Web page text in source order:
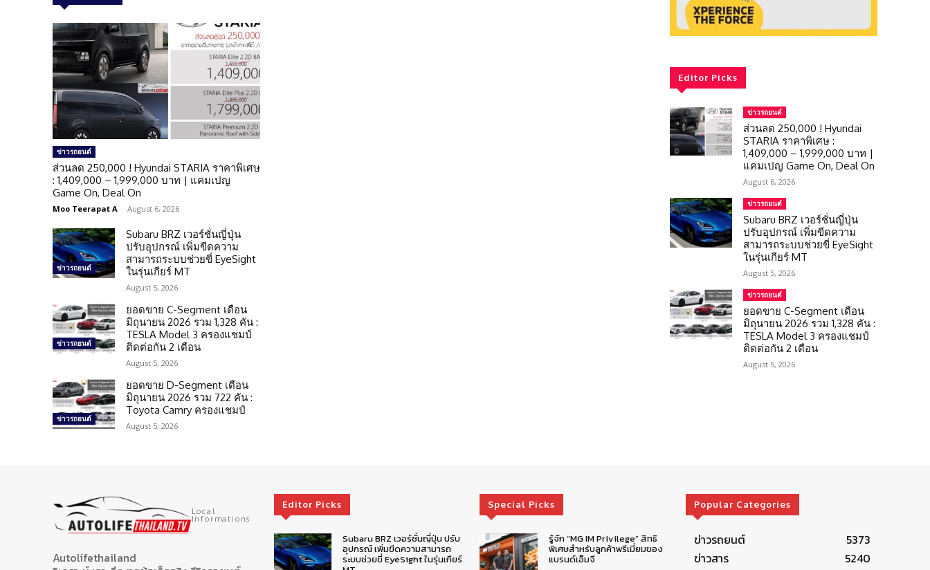
ข่าวรถยนต์
ส่วนลด 250,000 ! Hyundai STARIA ราคาพิเศษ
: 1,409,000 – 1,999,000 บาท | แคมเปญ
Game On, Deal On
Moo Teerapat A - August 6, 2026
ข่าวรถยนต์
Subaru BRZ เวอร์ชั่นญี่ปุ่น
ปรับอุปกรณ์ เพิ่มขีดความ
สามารถระบบช่วยขี่ EyeSight
ในรุ่นเกียร์ MT
August 5, 2026
ข่าวรถยนต์
ยอดขาย C-Segment เดือน
มิถุนายน 2026 รวม 1,328 คัน :
TESLA Model 3 ครองแชมป์
ติดต่อกัน 2 เดือน
August 5, 2026
ข่าวรถยนต์
ยอดขาย D-Segment เดือน
มิถุนายน 2026 รวม 722 คัน :
Toyota Camry ครองแชมป์
August 5, 2026
Editor Picks
ข่าวรถยนต์
ส่วนลด 250,000 ! Hyundai
STARIA ราคาพิเศษ :
1,409,000 – 1,999,000 บาท |
แคมเปญ Game On, Deal On
August 6, 2026
ข่าวรถยนต์
Subaru BRZ เวอร์ชั่นญี่ปุ่น
ปรับอุปกรณ์ เพิ่มขีดความ
สามารถระบบช่วยขี่ EyeSight
ในรุ่นเกียร์ MT
August 5, 2026
ข่าวรถยนต์
ยอดขาย C-Segment เดือน
มิถุนายน 2026 รวม 1,328 คัน :
TESLA Model 3 ครองแชมป์
ติดต่อกัน 2 เดือน
August 5, 2026
Local
Informations
Autolifethailand
Editor Picks
Subaru BRZ เวอร์ชั่นญี่ปุ่น ปรับ
อุปกรณ์ เพิ่มขีดความสามารถ
ระบบช่วยขี่ EyeSight ในรุ่นเกียร์
Special Picks
รู้จัก “MG IM Privilege” สิทธิ
พิเศษสำหรับลูกค้าพรีเมี่ยมของ
แบรนด์เอ็มจี
Popular Categories
ข่าวรถยนต์
5373
ข่าวสาร
5240